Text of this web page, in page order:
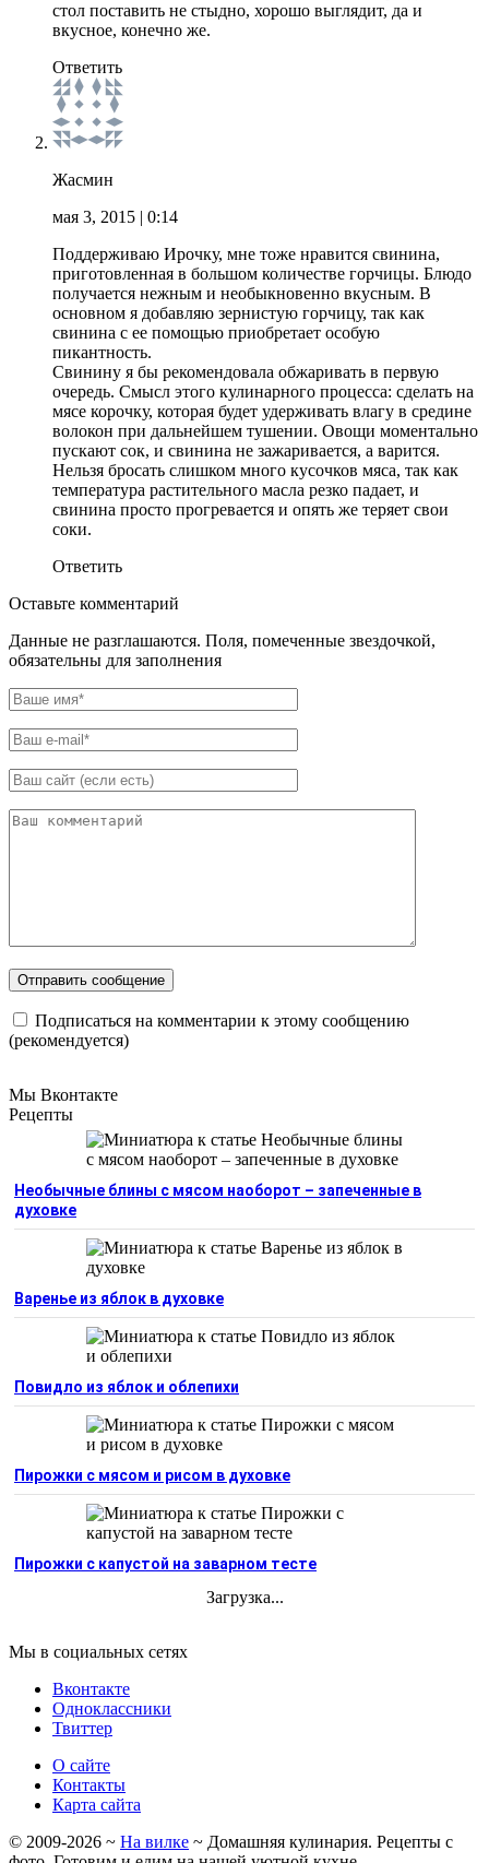
стол поставить не стыдно, хорошо выглядит, да и
вкусное, конечно же.
Ответить
Жасмин
мая 3, 2015 | 0:14
Поддерживаю Ирочку, мне тоже нравится свинина,
приготовленная в большом количестве горчицы. Блюдо
получается нежным и необыкновенно вкусным. В
основном я добавляю зернистую горчицу, так как
свинина с ее помощью приобретает особую
пикантность.
Свинину я бы рекомендовала обжаривать в первую
очередь. Смысл этого кулинарного процесса: сделать на
мясе корочку, которая будет удерживать влагу в средине
волокон при дальнейшем тушении. Овощи моментально
пускают сок, и свинина не зажаривается, а варится.
Нельзя бросать слишком много кусочков мяса, так как
температура растительного масла резко падает, и
свинина просто прогревается и опять же теряет свои
соки.
Ответить
Оставьте комментарий
Данные не разглашаются. Поля, помеченные звездочкой,
обязательны для заполнения
Подписаться на комментарии к этому сообщению
(рекомендуется)
Мы Вконтакте
Рецепты
Необычные блины с мясом наоборот – запеченные в
духовке
Варенье из яблок в духовке
Повидло из яблок и облепихи
Пирожки с мясом и рисом в духовке
Пирожки с капустой на заварном тесте
Загрузка...
Мы в социальных сетях
Вконтакте
Одноклассники
Твиттер
О сайте
Контакты
Карта сайта
© 2009-2026 ~ На вилке ~ Домашняя кулинария. Рецепты с